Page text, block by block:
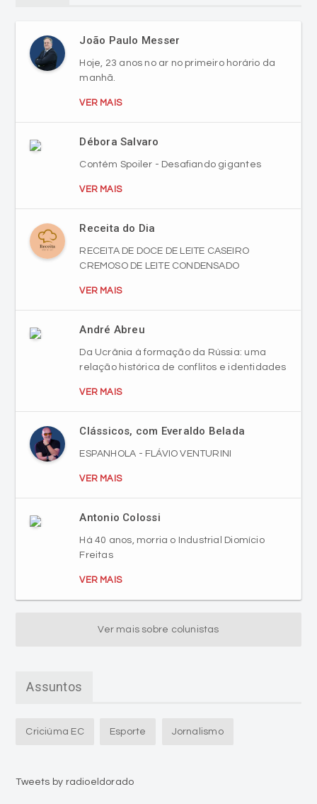
João Paulo Messer
Hoje, 23 anos no ar no primeiro horário da
manhã.
VER MAIS
Débora Salvaro
Contém Spoiler - Desafiando gigantes
VER MAIS
Receita do Dia
RECEITA DE DOCE DE LEITE CASEIRO
CREMOSO DE LEITE CONDENSADO
VER MAIS
André Abreu
Da Ucrânia à formação da Rússia: uma
relação histórica de conflitos e identidades
VER MAIS
Clássicos, com Everaldo Belada
ESPANHOLA - FLÁVIO VENTURINI
VER MAIS
Antonio Colossi
Há 40 anos, morria o Industrial Diomício
Freitas
VER MAIS
Ver mais sobre colunistas
Assuntos
Criciúma EC Esporte Jornalismo
Tweets by radioeldorado